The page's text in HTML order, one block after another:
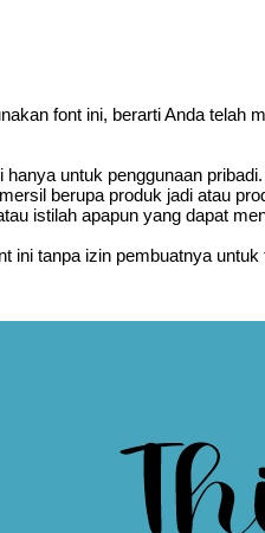
font ini, berarti Anda telah
untuk penggunaan
berupa produk jadi atau
istilah apapun yang dapat
ini tanpa izin pembuatnya